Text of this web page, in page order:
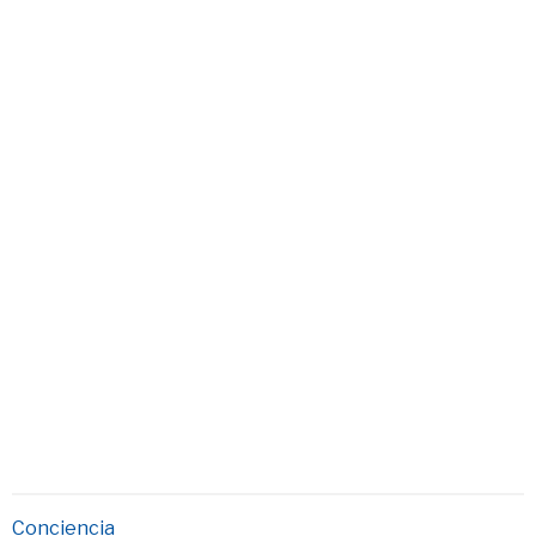
Conciencia